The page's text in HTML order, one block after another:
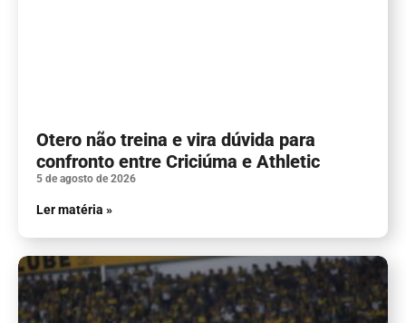
Otero não treina e vira dúvida para
confronto entre Criciúma e Athletic
5 de agosto de 2026
Ler matéria »